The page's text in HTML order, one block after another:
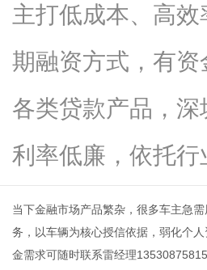
主打低成本、高
期融资方式，有
各类贷款产品，
利率低廉，依托行
当下金融市场产品繁杂，很多车主急
务，以车辆为核心授信依据，弱化个
金需求可随时联系雷经理13530875815